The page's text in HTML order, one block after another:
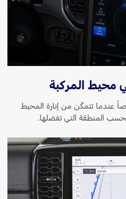
محيط المركبة
عندما تتمكّن من إنارة المحيط
المنطقة التي تفضلها.